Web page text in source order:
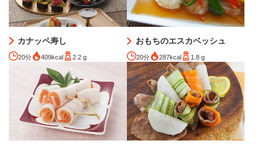
カナッペ寿し
20分 409kcal 2.2 g
おもちのエスカベッシュ
20分 287kcal 1.8 g